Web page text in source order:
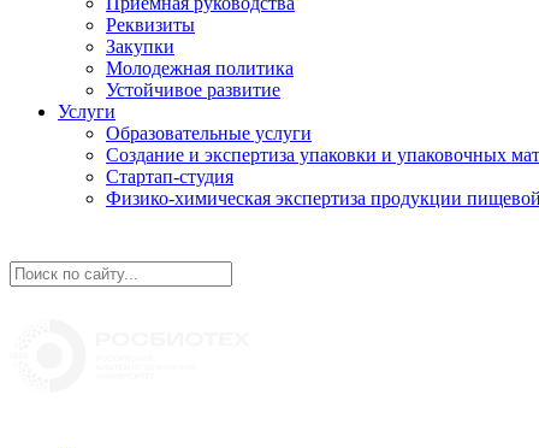
Реквизиты
Закупки
Молодежная политика
Устойчивое развитие
Услуги
Образовательные услуги
Создание и экспертиза упаковки и упаковочных
Стартап-студия
Физико-химическая экспертиза продукции